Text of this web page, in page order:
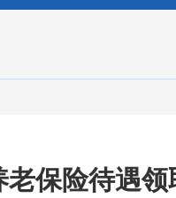
保险待遇